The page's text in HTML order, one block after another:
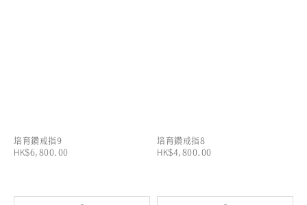
培育鑽戒指9
HK$6,800.00
培育鑽戒指8
HK$4,800.00